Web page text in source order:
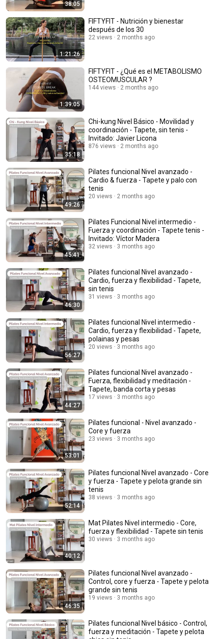
38:05
1:21:26
FIFTYFIT - Nutrición y bienestar
después de los 30
22 views 2 months ago
1:39:05
FIFTYFIT - ¿Qué es el METABOLISMO
OSTEOMUSCULAR ?
144 views 2 months ago
35:18
Chi-kung Nivel Básico - Movilidad y
coordinación - Tapete, sin tenis -
Invitado: Javier Licona
876 views 2 months ago
49:26
Pilates funcional Nivel avanzado -
Cardio & fuerza - Tapete y palo con
tenis
20 views 2 months ago
45:41
Pilates Funcional Nivel intermedio -
Fuerza y coordinación - Tapete tenis -
Invitado: Víctor Madera
32 views 3 months ago
46:30
Pilates funcional Nivel avanzado -
Cardio, fuerza y flexibilidad - Tapete,
sin tenis
31 views 3 months ago
56:27
Pilates funcional Nivel intermedio -
Cardio, fuerza y flexibilidad - Tapete,
polainas y pesas
20 views 3 months ago
44:27
Pilates funcional Nivel avanzado -
Fuerza, flexibilidad y meditación -
Tapete, banda corta y pesas
17 views 3 months ago
53:01
Pilates funcional - Nivel avanzado -
Core y fuerza
23 views 3 months ago
52:14
Pilates funcional Nivel avanzado - Core
y fuerza - Tapete y pelota grande sin
tenis
38 views 3 months ago
40:12
Mat Pilates Nivel intermedio - Core,
fuerza y flexibilidad - Tapete sin tenis
30 views 3 months ago
46:35
Pilates funcional Nivel avanzado -
Control, core y fuerza - Tapete y pelota
grande sin tenis
19 views 3 months ago
Pilates funcional Nivel básico - Control,
fuerza y meditación - Tapete y pelota